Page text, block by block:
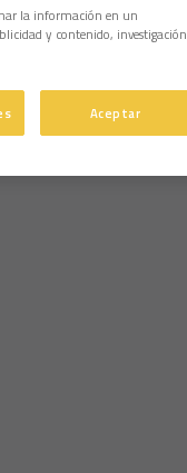
la información en un
y contenido, investigación
Aceptar